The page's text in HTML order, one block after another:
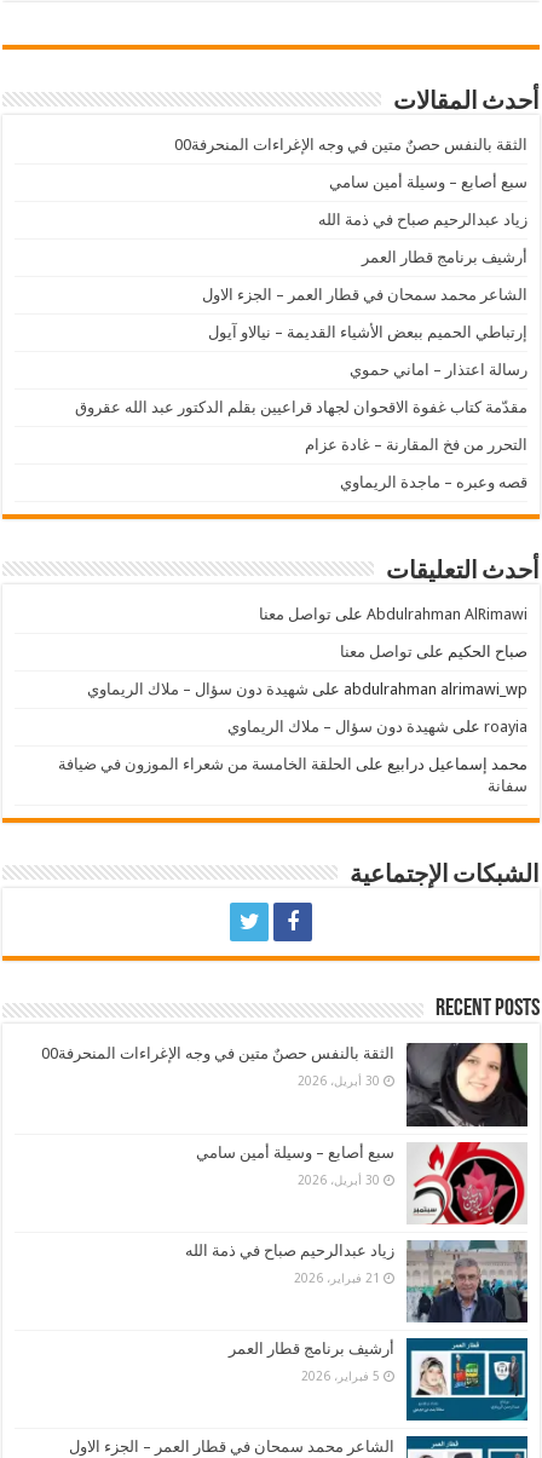
أحدث المقالات
الثقة بالنفس حصنٌ متين في وجه الإغراءات المنحرفة00
سبع أصابع – وسيلة أمين سامي
زياد عبدالرحيم صباح في ذمة الله
أرشيف برنامج قطار العمر
الشاعر محمد سمحان في قطار العمر – الجزء الاول
إرتباطي الحميم ببعض الأشياء القديمة – نيالاو آيول
رسالة اعتذار – اماني حموي
مقدّمة كتاب غفوة الاقحوان لجهاد قراعيين بقلم الدكتور عبد الله عقروق
التحرر من فخ المقارنة – غادة عزام
قصه وعبره – ماجدة الريماوي
أحدث التعليقات
Abdulrahman AlRimawi علىتواصل معنا
صباح الحكيم علىتواصل معنا
abdulrahman alrimawi_wp على شهيدة دون سؤال – ملاك الريماوي
roayia على شهيدة دون سؤال – ملاك الريماوي
محمد إسماعيل درابيع على الحلقة الخامسة من شعراء الموزون في ضيافة
سفانة
الشبكات الإجتماعية
Recent Posts
الثقة بالنفس حصنٌ متين في وجه الإغراءات المنحرفة00
30 أبريل، 2026
سبع أصابع – وسيلة أمين سامي
30 أبريل، 2026
زياد عبدالرحيم صباح في ذمة الله
21 فبراير، 2026
أرشيف برنامج قطار العمر
5 فبراير، 2026
الشاعر محمد سمحان في قطار العمر – الجزء الاول